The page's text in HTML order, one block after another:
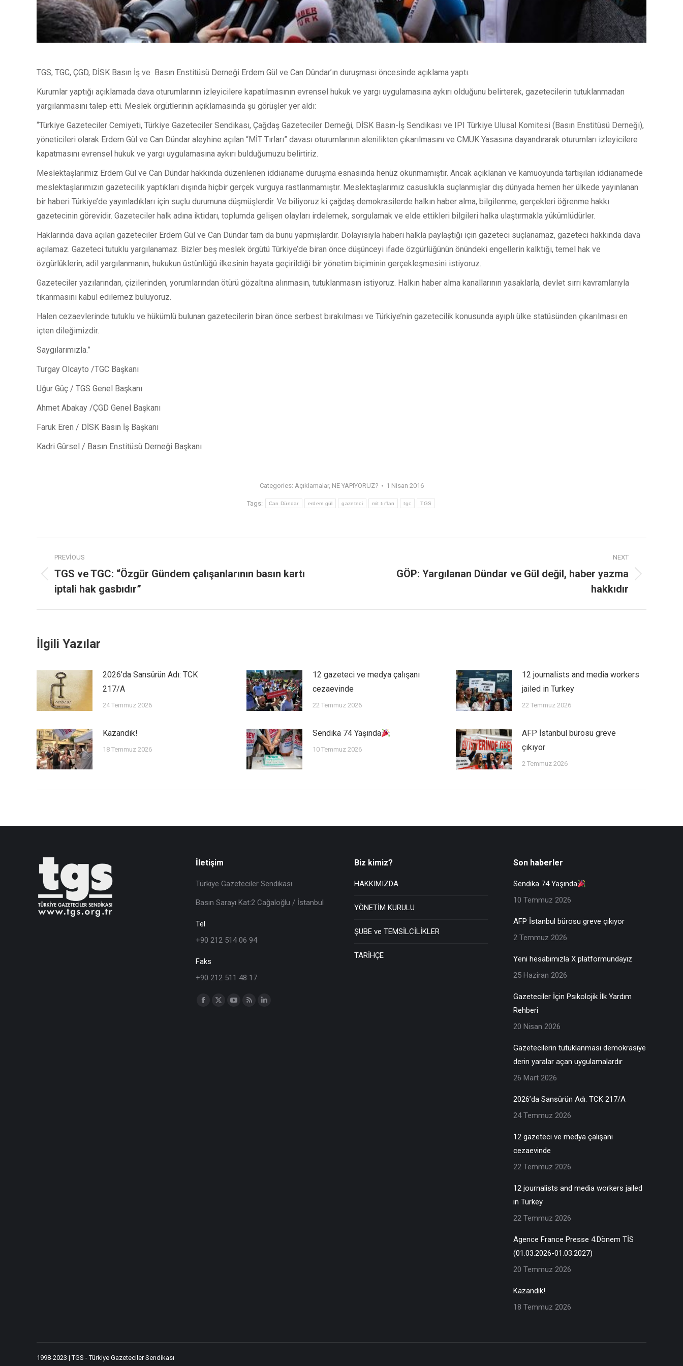
TGS, TGC, ÇGD, DİSK Basın İş ve Basın Enstitüsü Derneği Erdem Gül ve Can Dündar’ın duruşması öncesinde açıklama yaptı.
Kurumlar yaptığı açıklamada dava oturumlarının izleyicilere kapatılmasının evrensel hukuk ve yargı uygulamasına aykırı olduğunu belirterek, gazetecilerin tutuklanmadan
yargılanmasını talep etti. Meslek örgütlerinin açıklamasında şu görüşler yer aldı:
“Türkiye Gazeteciler Cemiyeti, Türkiye Gazeteciler Sendikası, Çağdaş Gazeteciler Derneği, DİSK Basın-İş Sendikası ve IPI Türkiye Ulusal Komitesi (Basın Enstitüsü Derneği),
yöneticileri olarak Erdem Gül ve Can Dündar aleyhine açılan “MİT Tırları” davası oturumlarının alenilikten çıkarılmasını ve CMUK Yasasına dayandırarak oturumları izleyicilere
kapatmasını evrensel hukuk ve yargı uygulamasına aykırı bulduğumuzu belirtiriz.
Meslektaşlarımız Erdem Gül ve Can Dündar hakkında düzenlenen iddianame duruşma esnasında henüz okunmamıştır. Ancak açıklanan ve kamuoyunda tartışılan iddianamede
meslektaşlarımızın gazetecilik yaptıkları dışında hiçbir gerçek vurguya rastlanmamıştır. Meslektaşlarımız casuslukla suçlanmışlar dış dünyada hemen her ülkede yayınlanan
bir haberi Türkiye’de yayınladıkları için suçlu durumuna düşmüşlerdir. Ve biliyoruz ki çağdaş demokrasilerde halkın haber alma, bilgilenme, gerçekleri öğrenme hakkı
gazetecinin görevidir. Gazeteciler halk adına iktidarı, toplumda gelişen olayları irdelemek, sorgulamak ve elde ettikleri bilgileri halka ulaştırmakla yükümlüdürler.
Haklarında dava açılan gazeteciler Erdem Gül ve Can Dündar tam da bunu yapmışlardır. Dolayısıyla haberi halkla paylaştığı için gazeteci suçlanamaz, gazeteci hakkında dava
açılamaz. Gazeteci tutuklu yargılanamaz. Bizler beş meslek örgütü Türkiye’de biran önce düşünceyi ifade özgürlüğünün önündeki engellerin kalktığı, temel hak ve
özgürlüklerin, adil yargılanmanın, hukukun üstünlüğü ilkesinin hayata geçirildiği bir yönetim biçiminin gerçekleşmesini istiyoruz.
Gazeteciler yazılarından, çizilerinden, yorumlarından ötürü gözaltına alınmasın, tutuklanmasın istiyoruz. Halkın haber alma kanallarının yasaklarla, devlet sırrı kavramlarıyla
tıkanmasını kabul edilemez buluyoruz.
Halen cezaevlerinde tutuklu ve hükümlü bulunan gazetecilerin biran önce serbest bırakılması ve Türkiye’nin gazetecilik konusunda ayıplı ülke statüsünden çıkarılması en
içten dileğimizdir.
Saygılarımızla.”
Turgay Olcayto /TGC Başkanı
Uğur Güç / TGS Genel Başkanı
Ahmet Abakay /ÇGD Genel Başkanı
Faruk Eren / DİSK Basın İş Başkanı
Kadri Gürsel / Basın Enstitüsü Derneği Başkanı
Categories: Açıklamalar, NE YAPIYORUZ? 1 Nisan 2016
Tags: Can Dündar erdem gül gazeteci mit tır'ları tgc TGS
PREVIOUS
TGS ve TGC: “Özgür Gündem çalışanlarının basın kartı
iptali hak gasbıdır”
NEXT
GÖP: Yargılanan Dündar ve Gül değil, haber yazma
hakkıdır
İlgili Yazılar
2026’da Sansürün Adı: TCK
217/A
24 Temmuz 2026
12 gazeteci ve medya çalışanı
cezaevinde
22 Temmuz 2026
12 journalists and media workers
jailed in Turkey
22 Temmuz 2026
Kazandık!
18 Temmuz 2026
Sendika 74 Yaşında
10 Temmuz 2026
AFP İstanbul bürosu greve
çıkıyor
2 Temmuz 2026
İletişim
Türkiye Gazeteciler Sendikası
Basın Sarayı Kat:2 Cağaloğlu / İstanbul
Tel
+90 212 514 06 94
Faks
+90 212 511 48 17
Find us on:
Biz kimiz?
HAKKIMIZDA
YÖNETİM KURULU
ŞUBE ve TEMSİLCİLİKLER
TARİHÇE
Son haberler
Sendika 74 Yaşında
10 Temmuz 2026
AFP İstanbul bürosu greve çıkıyor
2 Temmuz 2026
Yeni hesabımızla X platformundayız
25 Haziran 2026
Gazeteciler İçin Psikolojik İlk Yardım
Rehberi
20 Nisan 2026
Gazetecilerin tutuklanması demokrasiye
derin yaralar açan uygulamalardır
26 Mart 2026
2026’da Sansürün Adı: TCK 217/A
24 Temmuz 2026
12 gazeteci ve medya çalışanı
cezaevinde
22 Temmuz 2026
12 journalists and media workers jailed
in Turkey
22 Temmuz 2026
Agence France Presse 4.Dönem TİS
(01.03.2026-01.03.2027)
20 Temmuz 2026
Kazandık!
18 Temmuz 2026
1998-2023 | TGS - Türkiye Gazeteciler Sendikası